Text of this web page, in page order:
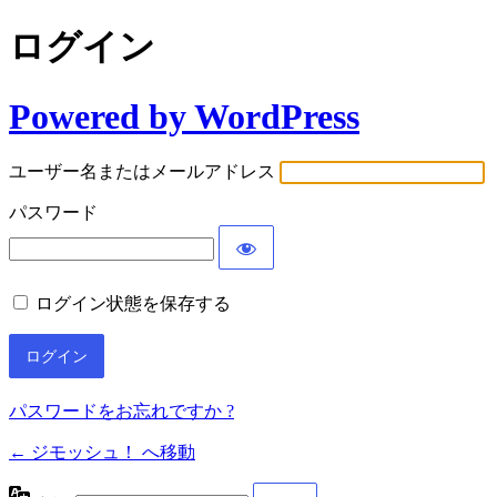
ログイン
Powered by WordPress
ユーザー名またはメールアドレス
パスワード
ログイン状態を保存する
パスワードをお忘れですか ?
← ジモッシュ！ へ移動